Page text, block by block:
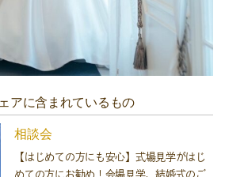
アに含まれているもの
相談会
【はじめての方にも安心】式場見学がはじ
めての方にお勧め！会場見学、結婚式のご